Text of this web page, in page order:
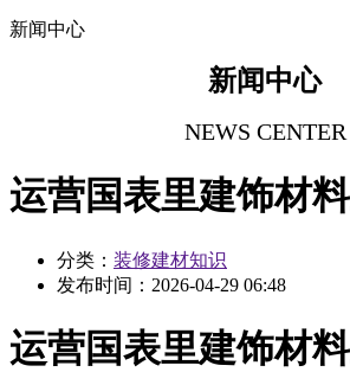
新闻中心
新闻中心
NEWS CENTER
运营国表里建饰材
分类： 装修建材知识
发布时间： 2026-04-29 06:48
运营国表里建饰材